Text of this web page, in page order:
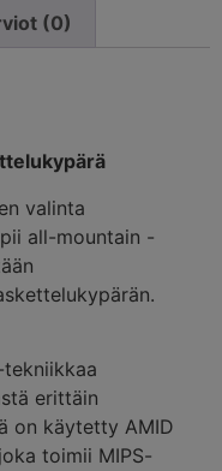
(0)
valinta
all-mountain -
erittäin
on käytetty AMID
toimii MIPS-